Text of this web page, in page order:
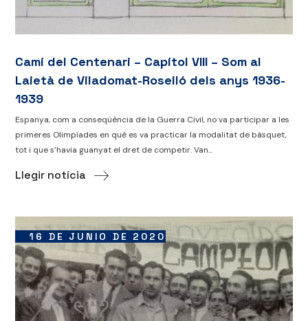
Camí del Centenari – Capítol VIII – Som al
Laietà de Viladomat-Roselló dels anys 1936-
1939
Espanya, com a conseqüència de la Guerra Civil, no va participar a les
primeres Olimpíades en què es va practicar la modalitat de bàsquet,
tot i que s’havia guanyat el dret de competir. Van...
Llegir notícia
16 DE JUNIO DE 2020